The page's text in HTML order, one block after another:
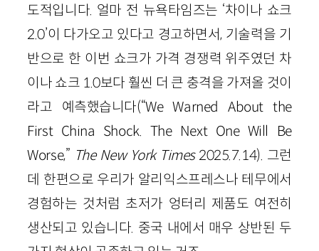
도적입니다. 얼마 전 뉴욕타임즈는 ‘차이나 쇼크
2.0’이 다가오고 있다고 경고하면서, 기술력을 기
반으로 한 이번 쇼크가 가격 경쟁력 위주였던 차
이나 쇼크 1.0보다 훨씬 더 큰 충격을 가져올 것이
라고 예측했습니다(“We Warned About the
First China Shock. The Next One Will Be
Worse,” The New York Times2025.7.14). 그런
데 한편으로 우리가 알리익스프레스나 테무에서
경험하는 것처럼 초저가 엉터리 제품도 여전히
생산되고 있습니다. 중국 내에서 매우 상반된 두